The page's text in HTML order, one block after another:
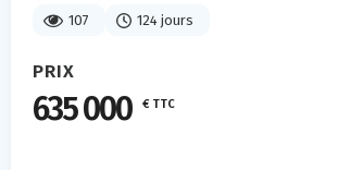
107 124 jours
PRIX
635 000 € TTC